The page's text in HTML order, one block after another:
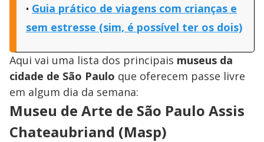
Guia prático de viagens com crianças e
sem estresse (sim, é possível ter os dois)
Aqui vai uma lista dos principais museus da
cidade de São Paulo que oferecem passe livre
em algum dia da semana:
Museu de Arte de São Paulo Assis
Chateaubriand (Masp)